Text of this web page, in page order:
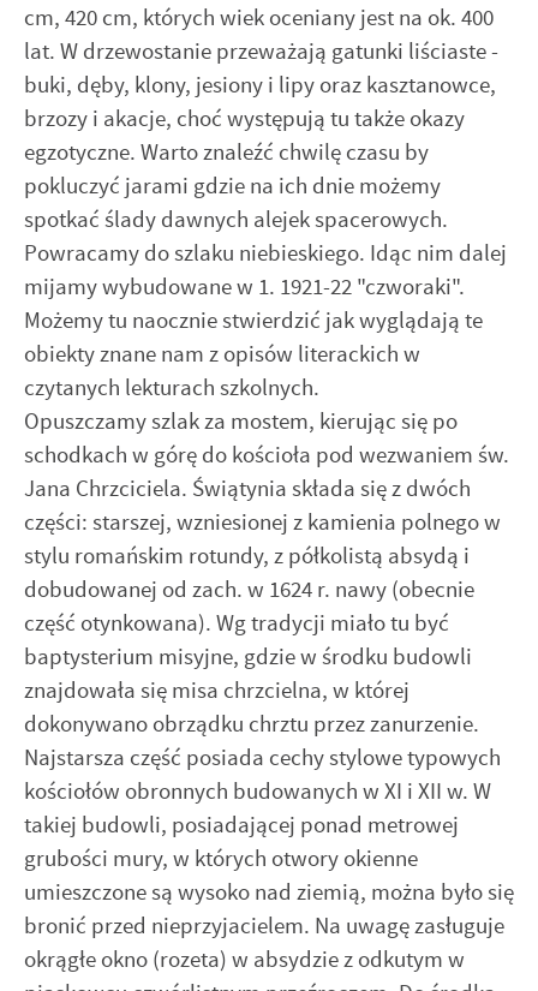
cm, 420 cm, których wiek oceniany jest na ok. 400
lat. W drzewostanie przeważają gatunki liściaste -
buki, dęby, klony, jesiony i lipy oraz kasztanowce,
brzozy i akacje, choć występują tu także okazy
egzotyczne. Warto znaleźć chwilę czasu by
pokluczyć jarami gdzie na ich dnie możemy
spotkać ślady dawnych alejek spacerowych.
Powracamy do szlaku niebieskiego. Idąc nim dalej
mijamy wybudowane w 1. 1921-22 "czworaki".
Możemy tu naocznie stwierdzić jak wyglądają te
obiekty znane nam z opisów literackich w
czytanych lekturach szkolnych.
Opuszczamy szlak za mostem, kierując się po
schodkach w górę do kościoła pod wezwaniem św.
Jana Chrzciciela. Świątynia składa się z dwóch
części: starszej, wzniesionej z kamienia polnego w
stylu romańskim rotundy, z półkolistą absydą i
dobudowanej od zach. w 1624 r. nawy (obecnie
część otynkowana). Wg tradycji miało tu być
baptysterium misyjne, gdzie w środku budowli
znajdowała się misa chrzcielna, w której
dokonywano obrządku chrztu przez zanurzenie.
Najstarsza część posiada cechy stylowe typowych
kościołów obronnych budowanych w XI i XII w. W
takiej budowli, posiadającej ponad metrowej
grubości mury, w których otwory okienne
umieszczone są wysoko nad ziemią, można było się
bronić przed nieprzyjacielem. Na uwagę zasługuje
okrągłe okno (rozeta) w absydzie z odkutym w